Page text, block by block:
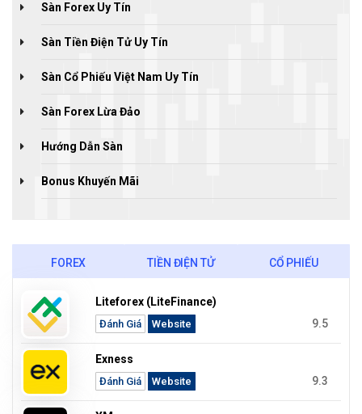
Sàn Forex Uy Tín
Sàn Tiền Điện Tử Uy Tín
Sàn Cổ Phiếu Việt Nam Uy Tín
Sàn Forex Lừa Đảo
Hướng Dẫn Sàn
Bonus Khuyến Mãi
FOREX TIỀN ĐIỆN TỬ CỔ PHIẾU
Liteforex (LiteFinance)
Đánh Giá Website 9.5
Exness
Đánh Giá Website 9.3